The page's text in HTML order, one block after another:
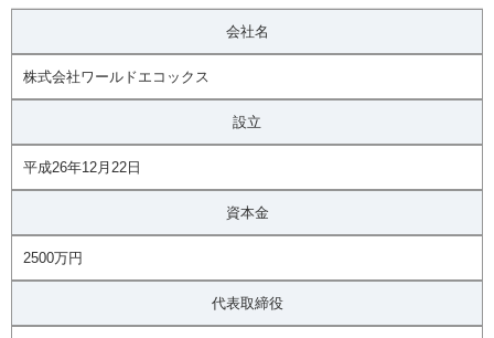
会社名
株式会社ワールドエコックス
設立
平成26年12月22日
資本金
2500万円
代表取締役